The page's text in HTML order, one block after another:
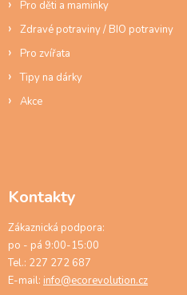
Pro děti a maminky
Zdravé potraviny / BIO potraviny
Pro zvířata
Tipy na dárky
Akce
Kontakty
Zákaznická podpora:
po - pá 9:00-15:00
Tel.: 227 272 687
E-mail: info@ecorevolution.cz